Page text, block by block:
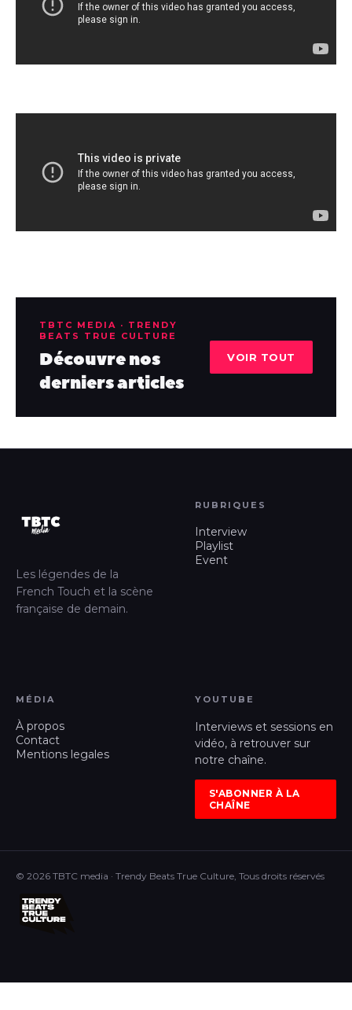
TBTC MEDIA · TRENDY
BEATS TRUE CULTURE
Découvre nos
derniers articles
VOIR TOUT
Les légendes de la
French Touch et la scène
française de demain.
RUBRIQUES
Interview
Playlist
Event
MÉDIA
À propos
Contact
Mentions legales
YOUTUBE
Interviews et sessions en
vidéo, à retrouver sur
notre chaîne.
S'ABONNER À LA
CHAÎNE
© 2026 TBTC media · Trendy Beats True Culture, Tous droits réservés